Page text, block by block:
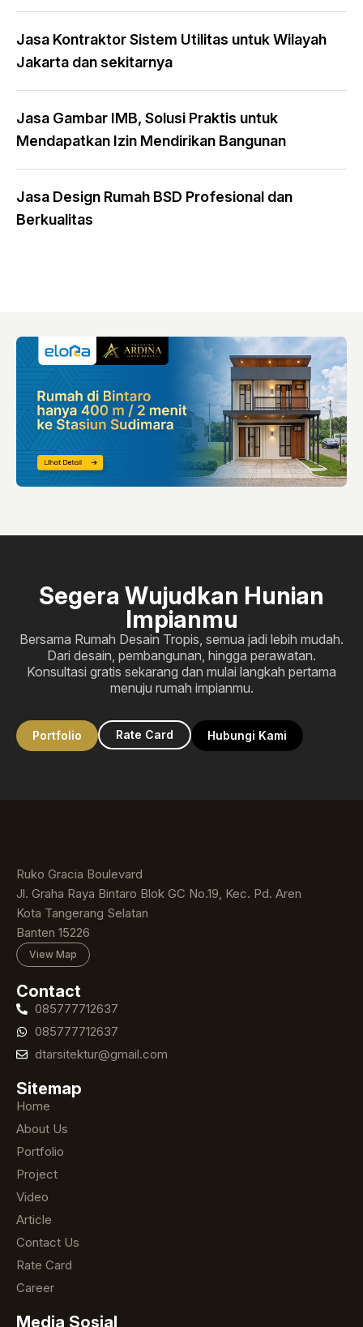
Jasa Kontraktor Sistem Utilitas untuk Wilayah
Jakarta dan sekitarnya
Jasa Gambar IMB, Solusi Praktis untuk
Mendapatkan Izin Mendirikan Bangunan
Jasa Design Rumah BSD Profesional dan
Berkualitas
Segera Wujudkan Hunian
Impianmu
Bersama Rumah Desain Tropis, semua jadi lebih mudah.
Dari desain, pembangunan, hingga perawatan.
Konsultasi gratis sekarang dan mulai langkah pertama
menuju rumah impianmu.
Portfolio Rate Card Hubungi Kami
Ruko Gracia Boulevard
Jl. Graha Raya Bintaro Blok GC No.19, Kec. Pd. Aren
Kota Tangerang Selatan
Banten 15226
View Map
Contact
085777712637
085777712637
dtarsitektur@gmail.com
Sitemap
Home
About Us
Portfolio
Project
Video
Article
Contact Us
Rate Card
Career
Media Sosial